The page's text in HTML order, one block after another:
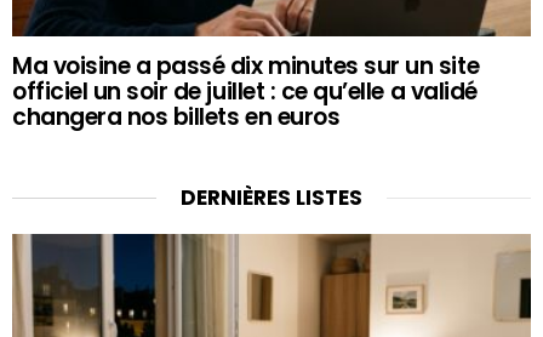
Ma voisine a passé dix minutes sur un site
officiel un soir de juillet : ce qu’elle a validé
changera nos billets en euros
DERNIÈRES LISTES